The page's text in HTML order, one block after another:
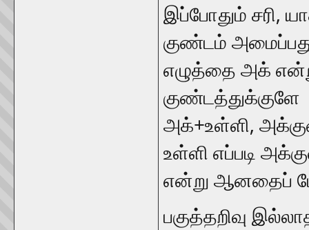
இப்போதும் சரி,
குண்டம்
எழுத்தை அக்
குண்டத்துக்குளே
அக்+உள்ளி,
உள்ளி எப்படி
என்று ஆனதைப்
பகுத்தறிவு